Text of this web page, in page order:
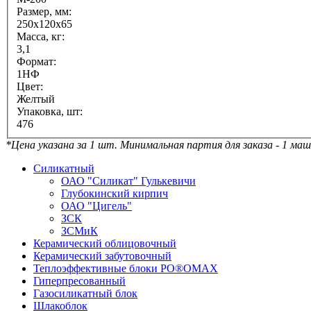
Размер, мм:
250х120х65
Масса, кг:
3,1
Формат:
1НФ
Цвет:
Желтый
Упаковка, шт:
476
*Цена указана за 1 шт. Минимальная партия для заказа - 1
Силикатный
ОАО "Силикат" Гулькевичи
Глубокинский кирпич
ОАО "Цигель"
ЗСК
ЗСМиК
Керамический облицовочный
Керамический забутовочный
Теплоэффективные блоки PO®OMAX
Гиперпресованный
Газосиликатный блок
Шлакоблок